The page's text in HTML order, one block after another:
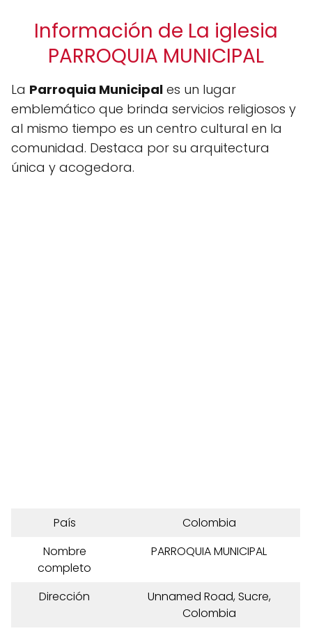
Información de La iglesia
PARROQUIA MUNICIPAL
La Parroquia Municipal es un lugar
emblemático que brinda servicios religiosos y
al mismo tiempo es un centro cultural en la
comunidad. Destaca por su arquitectura
única y acogedora.
País
Colombia
Nombre
completo
PARROQUIA MUNICIPAL
Dirección
Unnamed Road, Sucre,
Colombia